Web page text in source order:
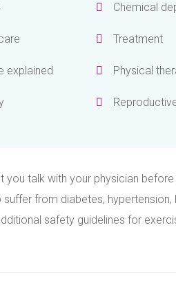
explained
Chemical
Treatment
Physical
you talk with your physician
from diabetes,
safety guidelines for